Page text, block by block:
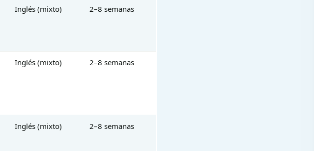
Inglés (mixto) 2–8 semanas
Inglés (mixto) 2–8 semanas
Inglés (mixto) 2–8 semanas